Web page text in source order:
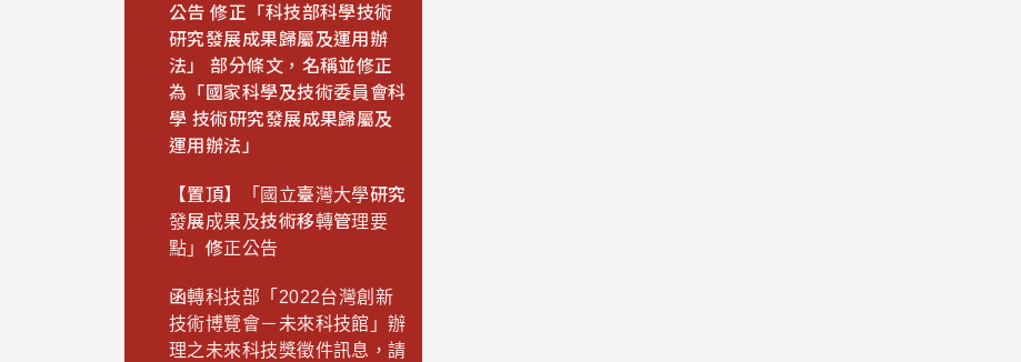
公告 修正「科技部科學技術
研究發展成果歸屬及運用辦
法」 部分條文，名稱並修正
為「國家科學及技術委員會科
學 技術研究發展成果歸屬及
運用辦法」
【置頂】「國立臺灣大學研究
發展成果及技術移轉管理要
點」修正公告
函轉科技部「2022台灣創新
技術博覽會－未來科技館」辦
理之未來科技獎徵件訊息，請